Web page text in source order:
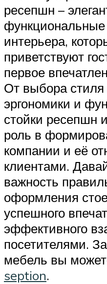
ресепшн –
интерьера,
приветствуют
первое
От выбора
эргономики и
стойки ресепшн
роль в
компании и её
клиентами.
важность
оформления
успешного
эффективного
посетителями.
мебель вы
seption.